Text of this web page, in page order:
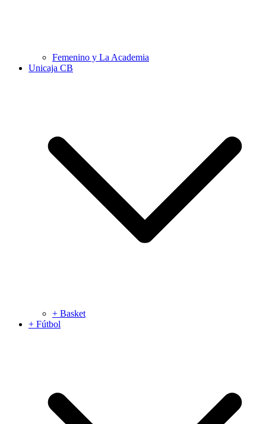
Femenino y La Academia
Unicaja CB
+ Basket
+ Fútbol